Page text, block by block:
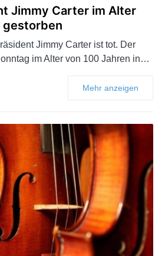
Jimmy Carter im Alter
gestorben
Jimmy Carter ist tot. Der
im Alter von 100 Jahren in…
Mehr anzeigen